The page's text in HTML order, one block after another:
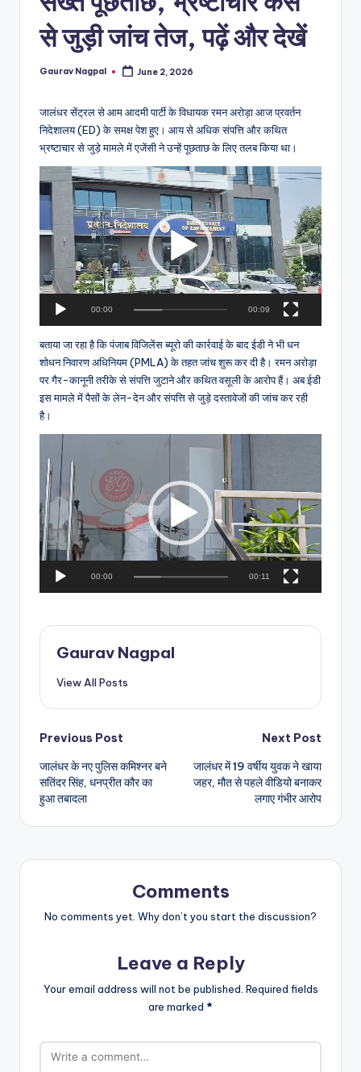
m
से जुड़ी जांच तेज, पढ़ें और देखें
Posted
Gaurav Nagpal June 2, 2026
जालंधर सेंट्रल से आम आदमी पार्टी के विधायक रमन अरोड़ा आज प्रवर्तन
निदेशालय (ED) के समक्ष पेश हुए। आय से अधिक संपत्ति और कथित
भ्रष्टाचार से जुड़े मामले में एजेंसी ने उन्हें पूछताछ के लिए तलब किया था।
V
i
e
r
00:00 00:09
बताया जा रहा है कि पंजाब विजिलेंस ब्यूरो की कार्रवाई के बाद ईडी ने भी धन
शोधन निवारण अधिनियम (PMLA) के तहत जांच शुरू कर दी है। रमन अरोड़ा
पर गैर-कानूनी तरीके से संपत्ति जुटाने और कथित वसूली के आरोप हैं। अब ईडी
इस मामले में पैसों के लेन-देन और संपत्ति से जुड़े दस्तावेजों की जांच कर रही
है।
o
P
00:00 00:11
Gaurav Nagpal
View All Posts
Post
navigation
Previous Post
जालंधर के नए पुलिस कमिश्नर बने
सतिंदर सिंह, धनप्रीत कौर का
हुआ तबादला
Next Post
जालंधर में 19 वर्षीय युवक ने खाया
जहर, मौत से पहले वीडियो बनाकर
लगाए गंभीर आरोप
Comments
No comments yet. Why don’t you start the discussion?
Leave a Reply
Your email address will not be published. Required fields
are marked *